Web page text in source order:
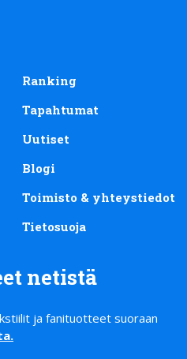
Ranking
Tapahtumat
Uutiset
Blogi
Toimisto & yhteystiedot
Tietosuoja
netistä
ja fanituotteet suoraan
.